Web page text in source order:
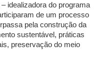
idealizadora do programa
de um processo
pela construção da
sustentável, práticas
preservação do meio